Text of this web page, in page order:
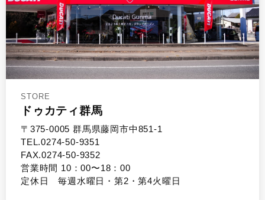
STORE
ドゥカティ群馬
〒375-0005 群馬県藤岡市中851-1
TEL.0274-50-9351
FAX.0274-50-9352
営業時間 10：00〜18：00
定休日 毎週水曜日・第2・第4火曜日